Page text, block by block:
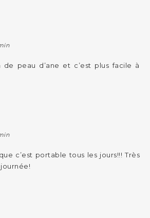
peau d’ane et c’est plus facile à
c’est portable tous les jours!!! Très